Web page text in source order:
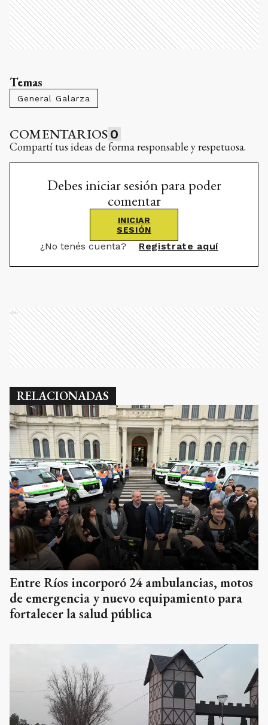
Temas
General Galarza
COMENTARIOS 0
Compartí tus ideas de forma responsable y respetuosa.
Debes iniciar sesión para poder
comentar
INICIAR
SESIÓN
¿No tenés cuenta? Registrate aquí
Ads
RELACIONADAS
Entre Ríos incorporó 24 ambulancias, motos
de emergencia y nuevo equipamiento para
fortalecer la salud pública